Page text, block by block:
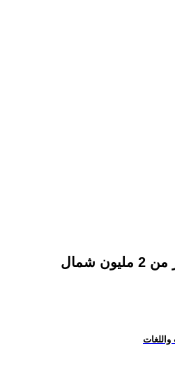
الأوربيون استعبدوا أكثر من 2 مليون شمال